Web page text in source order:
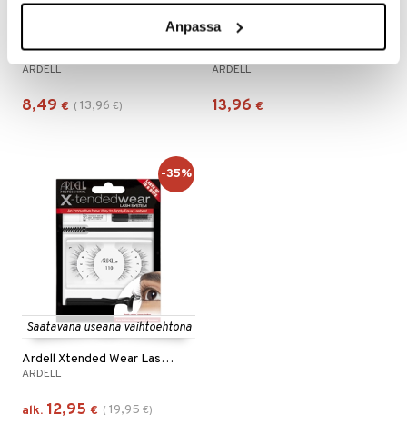
Anpassa
Ardell Magnetic Individuals Lashes
ARDELL
8,49 € ( 13,96 €)
Ardell Magnetic Megahold Lashes
ARDELL
13,96 €
Saatavana useana vaihtoehtona
Ardell Xtended Wear Lash System
ARDELL
alk. 12,95 € ( 19,95 €)
-35%